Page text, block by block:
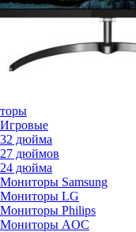
Игровые
32 дюйма
27 дюймов
24 дюйма
Мониторы Samsung
Мониторы LG
Мониторы Philips
Мониторы AOC